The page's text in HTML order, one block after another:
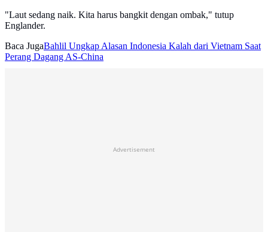
"Laut sedang naik. Kita harus bangkit dengan ombak," tutup
Englander.
Baca JugaBahlil Ungkap Alasan Indonesia Kalah dari Vietnam Saat
Perang Dagang AS-China
Advertisement